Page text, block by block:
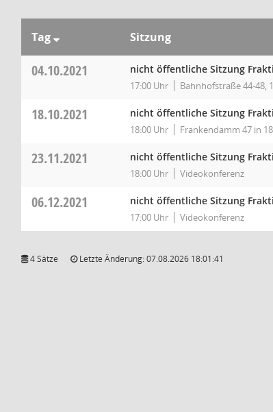
Tag Sitzung
04.10.2021 nicht öffentliche Sitzung
17:00 Uhr Bahnhofstraße 44-48,
18.10.2021 nicht öffentliche Sitzung
18:00 Uhr Frankendamm 47 in
23.11.2021 nicht öffentliche Sitzung
18:00 Uhr Videokonferenz
06.12.2021 nicht öffentliche Sitzung
17:00 Uhr Videokonferenz
4 Sätze Letzte Änderung: 07.08.2026 18:01:41